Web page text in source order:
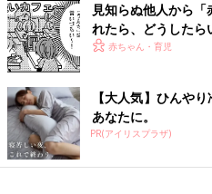
見知らぬ他人から
れたら、どうしたら
赤ちゃん・育児
【大人気】ひんや
あなたに。
PR(アイリスプラザ)